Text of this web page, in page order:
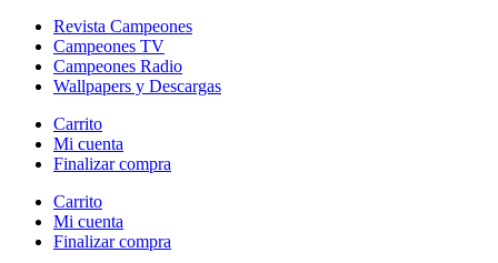
Revista Campeones
Campeones TV
Campeones Radio
Wallpapers y Descargas
Carrito
Mi cuenta
Finalizar compra
Carrito
Mi cuenta
Finalizar compra